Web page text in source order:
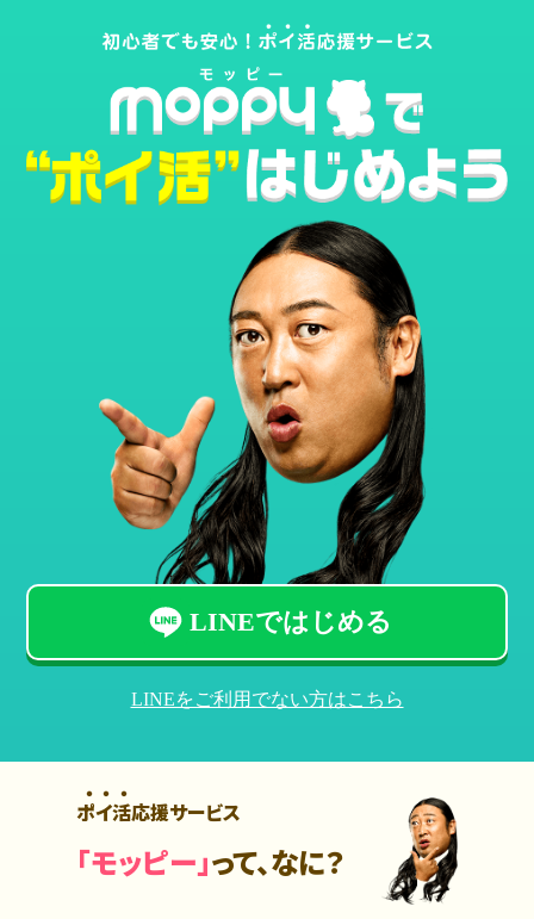
LINEではじめる
LINEをご利用でない方はこちら
ポイ活応援サービス
「モッピー」って、なに？